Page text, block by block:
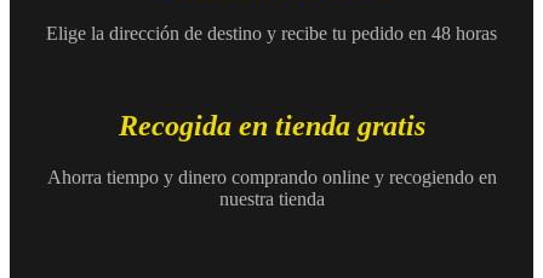
Elige la dirección de destino y recibe tu pedido en 48 horas
Recogida en tienda gratis
Ahorra tiempo y dinero comprando online y recogiendo en
nuestra tienda